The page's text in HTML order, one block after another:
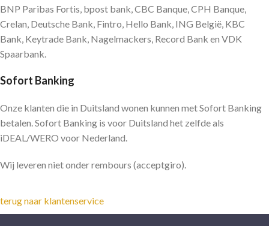
BNP Paribas Fortis, bpost bank, CBC Banque, CPH Banque,
Crelan, Deutsche Bank, Fintro, Hello Bank, ING België, KBC
Bank, Keytrade Bank, Nagelmackers, Record Bank en VDK
Spaarbank.
Sofort Banking
Onze klanten die in Duitsland wonen kunnen met Sofort Banking
betalen. Sofort Banking is voor Duitsland het zelfde als
iDEAL/WERO voor Nederland.
Wij leveren niet onder rembours (acceptgiro).
terug naar klantenservice